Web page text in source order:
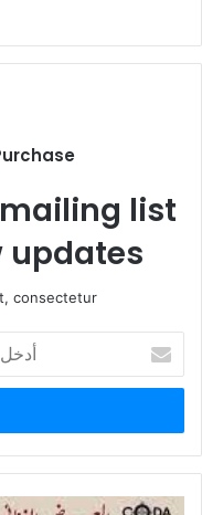
list
consectetur.
بريدك
الإلكتروني